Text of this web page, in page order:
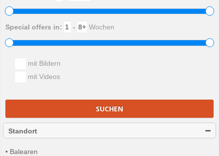
Special offers in: - Wochen
mit Bildern
mit Videos
SUCHEN
Standort
• Balearen